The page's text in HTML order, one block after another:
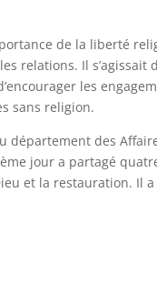
de la liberté
relations. Il s’agissait
les
sans religion.
département des
jour a partagé
et la restauration. Il